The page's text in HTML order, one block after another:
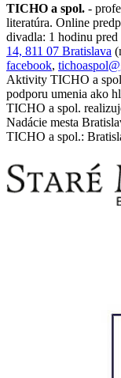
TICHO a spol. -
literatúra. Online
divadla: 1 hodinu
14, 811 07 Bratislava
facebook,
Aktivity TICHO a
podporu umenia ako
TICHO a spol.
Nadácie mesta
TICHO a spol.: